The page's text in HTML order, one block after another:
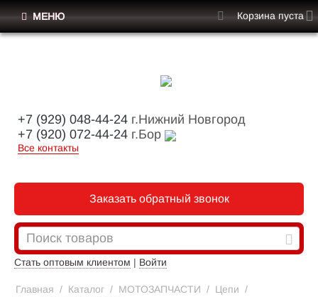
+7 (929) 048-44-24 г.Нижний Новгород
+7 (920) 072-44-24 г.Бор
Все контакты
Заказать обратный звонок
Стать оптовым клиентом | Войти
МЕНЮ Корзина пуста
Главная / Каталог / МОТОЗАПЧАСТИ / Цепи /